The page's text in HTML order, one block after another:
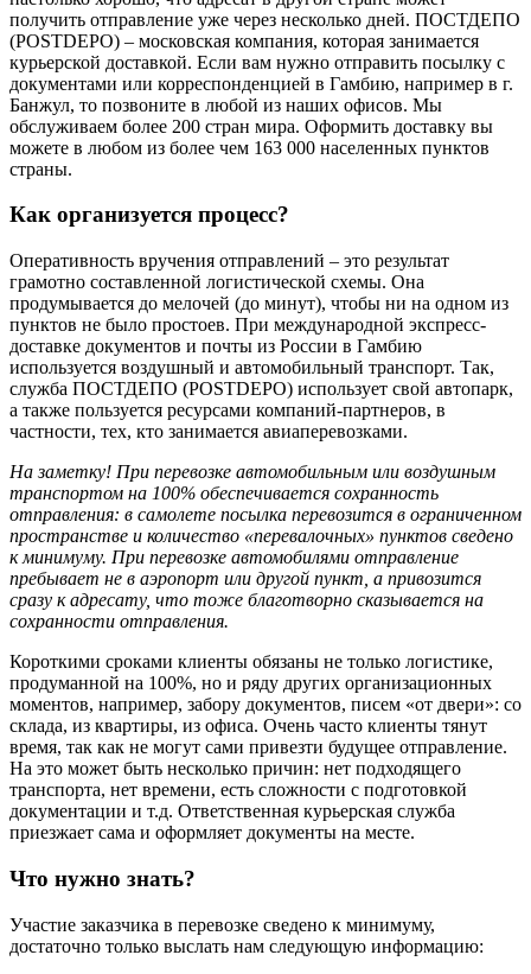
получить отправление уже через несколько дней. ПОСТДЕПО
(POSTDEPO) – московская компания, которая занимается
курьерской доставкой. Если вам нужно отправить посылку с
документами или корреспонденцией в Гамбию, например в г.
Банжул, то позвоните в любой из наших офисов. Мы
обслуживаем более 200 стран мира. Оформить доставку вы
можете в любом из более чем 163 000 населенных пунктов
страны.
Как организуется процесс?
Оперативность вручения отправлений – это результат
грамотно составленной логистической схемы. Она
продумывается до мелочей (до минут), чтобы ни на одном из
пунктов не было простоев. При международной экспресс-
доставке документов и почты из России в Гамбию
используется воздушный и автомобильный транспорт. Так,
служба ПОСТДЕПО (POSTDEPO) использует свой автопарк,
а также пользуется ресурсами компаний-партнеров, в
частности, тех, кто занимается авиаперевозками.
На заметку! При перевозке автомобильным или воздушным
транспортом на 100% обеспечивается сохранность
отправления: в самолете посылка перевозится в ограниченном
пространстве и количество «перевалочных» пунктов сведено
к минимуму. При перевозке автомобилями отправление
пребывает не в аэропорт или другой пункт, а привозится
сразу к адресату, что тоже благотворно сказывается на
сохранности отправления.
Короткими сроками клиенты обязаны не только логистике,
продуманной на 100%, но и ряду других организационных
моментов, например, забору документов, писем «от двери»: со
склада, из квартиры, из офиса. Очень часто клиенты тянут
время, так как не могут сами привезти будущее отправление.
На это может быть несколько причин: нет подходящего
транспорта, нет времени, есть сложности с подготовкой
документации и т.д. Ответственная курьерская служба
приезжает сама и оформляет документы на месте.
Что нужно знать?
Участие заказчика в перевозке сведено к минимуму,
достаточно только выслать нам следующую информацию: